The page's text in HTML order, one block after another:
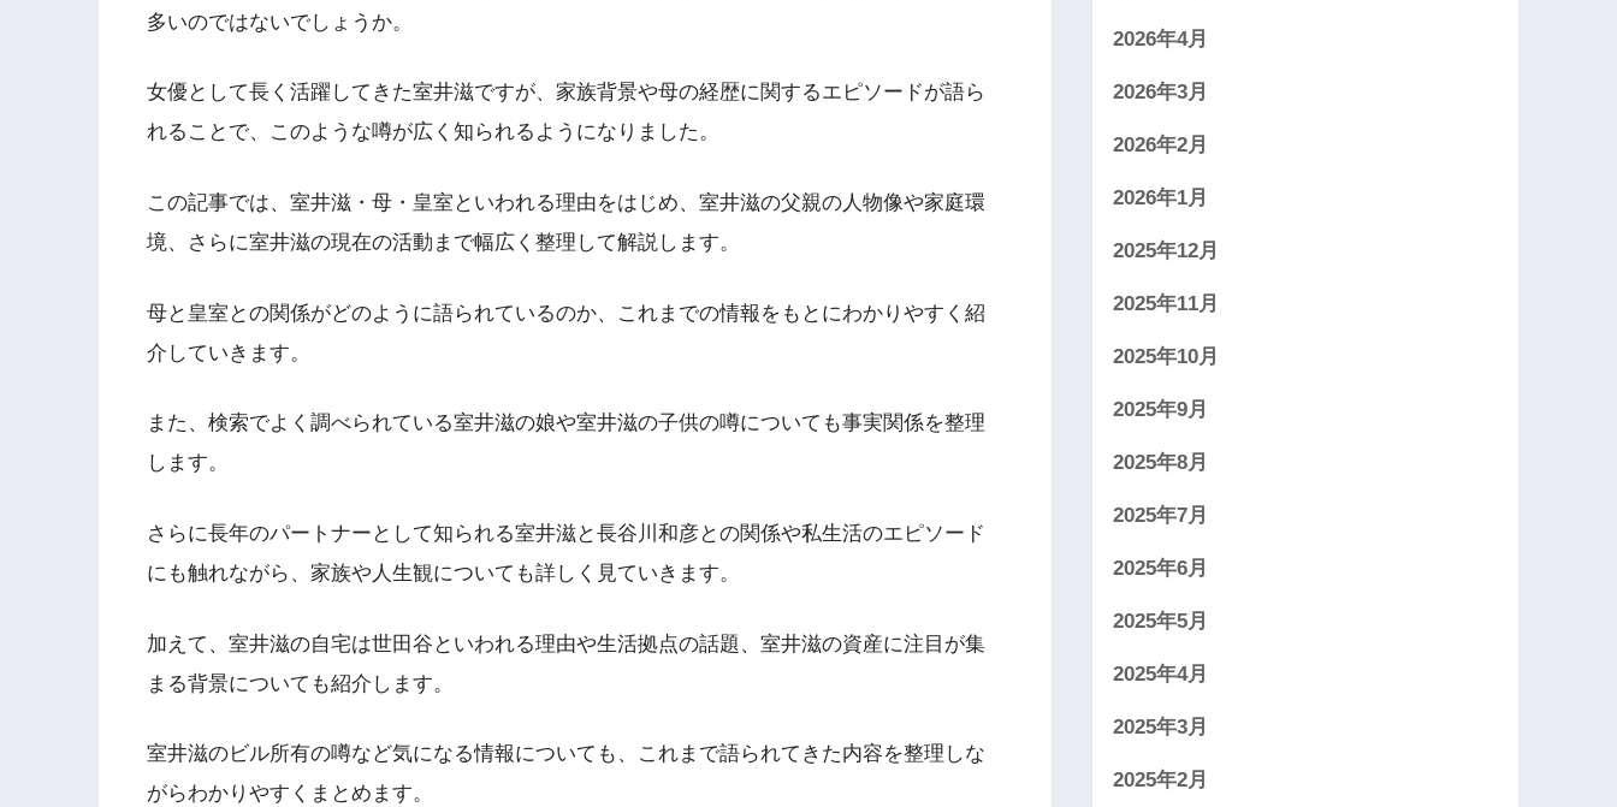
多いのではないでしょうか。
女優として長く活躍してきた室井滋ですが、家族背景や母の経歴に関するエピソードが語ら
れることで、このような噂が広く知られるようになりました。
この記事では、室井滋・母・皇室といわれる理由をはじめ、室井滋の父親の人物像や家庭環
境、さらに室井滋の現在の活動まで幅広く整理して解説します。
母と皇室との関係がどのように語られているのか、これまでの情報をもとにわかりやすく紹
介していきます。
また、検索でよく調べられている室井滋の娘や室井滋の子供の噂についても事実関係を整理
します。
さらに長年のパートナーとして知られる室井滋と長谷川和彦との関係や私生活のエピソード
にも触れながら、家族や人生観についても詳しく見ていきます。
加えて、室井滋の自宅は世田谷といわれる理由や生活拠点の話題、室井滋の資産に注目が集
まる背景についても紹介します。
室井滋のビル所有の噂など気になる情報についても、これまで語られてきた内容を整理しな
がらわかりやすくまとめます。
2026年4月
2026年3月
2026年2月
2026年1月
2025年12月
2025年11月
2025年10月
2025年9月
2025年8月
2025年7月
2025年6月
2025年5月
2025年4月
2025年3月
2025年2月